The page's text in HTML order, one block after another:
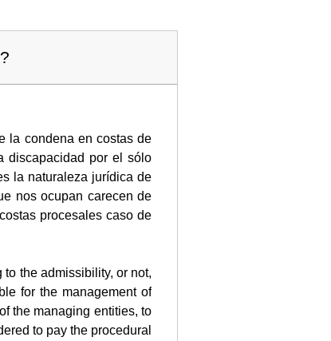
la condena en costas de
discapacidad por el sólo
la naturaleza jurídica de
nos ocupan carecen de
procesales caso de
the admissibility, or not,
for the management of
the managing entities, to
to pay the procedural